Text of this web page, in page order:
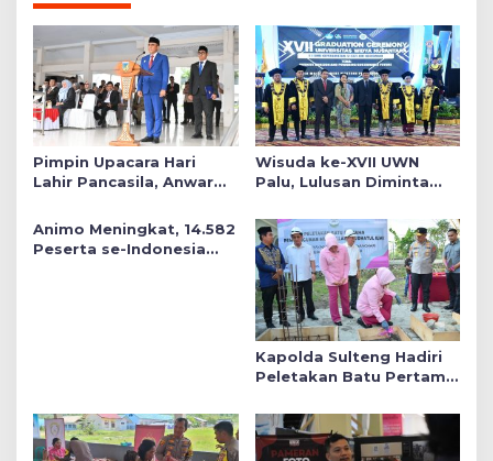
Pimpin Upacara Hari
Lahir Pancasila, Anwar
Sosial dalam Kebijakan
Publik
Wisuda ke-XVII UWN
Palu, Lulusan Diminta
Daerah
Animo Meningkat, 14.582
Peserta se-Indonesia
Kapolda Sulteng Hadiri
Peletakan Batu Pertama
di Sekolah YKB